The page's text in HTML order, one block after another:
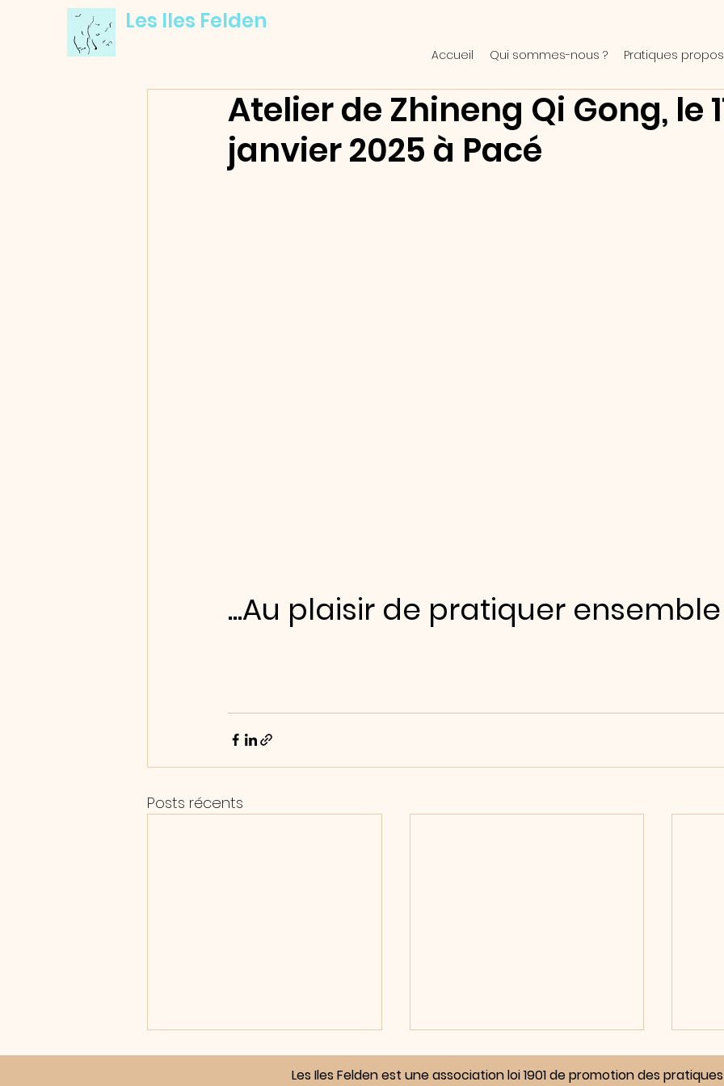
Les Iles Felden
Accueil Qui sommes-nous ? Pratiques
Atelier de Zhineng Qi Gong, le
janvier 2025 à Pacé
...Au plaisir de pratiquer
Posts récents
Les Iles Felden est une association loi 1901 de promotion des